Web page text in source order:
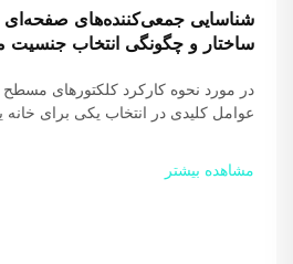
شناسایی جمعی‌کننده‌های
ساختار و چگونگی انتخاب جنسیت
در مورد نحوه کارکرد کلکتورهای مسطح
عوامل کلیدی در انتخاب یکی برای خانه
راهنمای رایگان ما را دانلود کنید.
مشاهده بیشتر